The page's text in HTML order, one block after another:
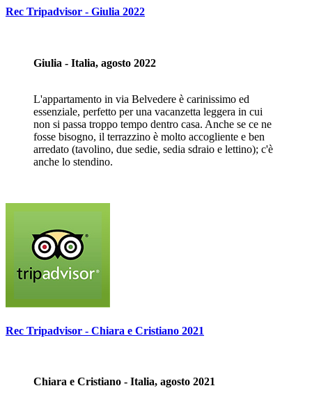
Rec Tripadvisor - Giulia 2022
Giulia - Italia, agosto 2022
L'appartamento in via Belvedere è carinissimo ed
essenziale, perfetto per una vacanzetta leggera in cui
non si passa troppo tempo dentro casa. Anche se ce ne
fosse bisogno, il terrazzino è molto accogliente e ben
arredato (tavolino, due sedie, sedia sdraio e lettino); c'è
anche lo stendino.
Rec Tripadvisor - Chiara e Cristiano 2021
Chiara e Cristiano - Italia, agosto 2021